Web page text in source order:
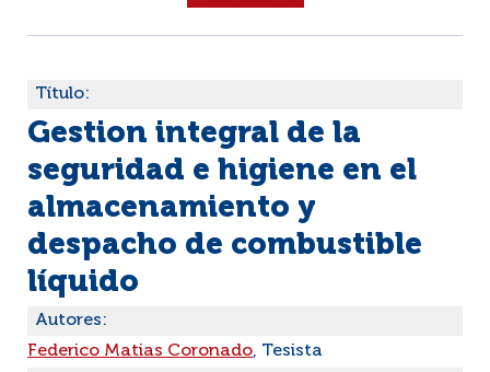
Título:
Gestion integral de la
seguridad e higiene en el
almacenamiento y
despacho de combustible
líquido
Autores:
Federico Matias Coronado, Tesista